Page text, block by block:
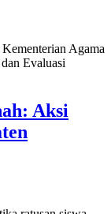
Agama
Evaluasi
Aksi